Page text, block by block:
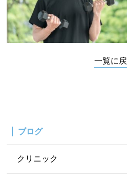
一覧に
ブログ
クリニック